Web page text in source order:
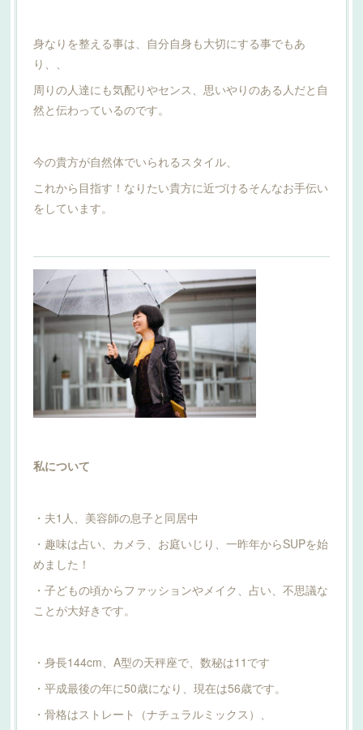
身なりを整える事は、自分自身も大切にする事でもあ
り、、
周りの人達にも気配りやセンス、思いやりのある人だと自
然と伝わっているのです。
今の貴方が自然体でいられるスタイル、
これから目指す！なりたい貴方に近づけるそんなお手伝い
をしています。
私について
・夫1人、美容師の息子と同居中
・趣味は占い、カメラ、お庭いじり、一昨年からSUPを始
めました！
・子どもの頃からファッションやメイク、占い、不思議な
ことが大好きです。
・身長144cm、A型の天秤座で、数秘は11です
・平成最後の年に50歳になり、現在は56歳です。
・骨格はストレート（ナチュラルミックス）、